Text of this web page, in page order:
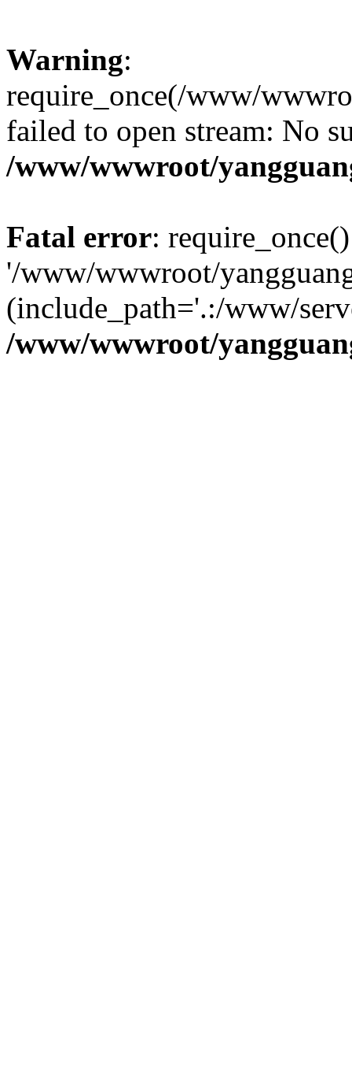
Warning:
require_once(/www/
failed to open stream: No
/www/wwwroot/
Fatal error:
'/www/wwwroot/
(include_path='.:/www/
/www/wwwroot/